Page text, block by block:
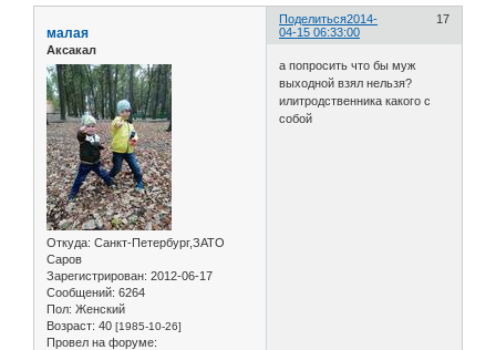
Поделиться 17
2014-
04-15 06:33:00
малая
Аксакал
Откуда: Санкт-Петербург,ЗАТО
Саров
Зарегистрирован: 2012-06-17
Сообщений: 6264
Пол: Женский
Возраст: 40 [1985-10-26]
Провел на форуме:
а попросить что бы муж
выходной взял нельзя?
илитродственника какого с
собой